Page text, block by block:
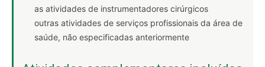
as atividades de instrumentadores cirúrgicos
outras atividades de serviços profissionais da área de
saúde, não especificadas anteriormente